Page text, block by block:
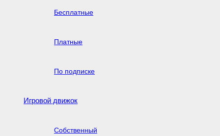
Бесплатные
Платные
По подписке
Игровой движок
Собственный